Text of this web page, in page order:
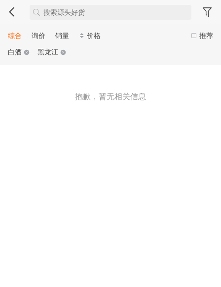
推荐
综合 询价 销量
价格
白酒
黑龙江
抱歉，暂无相关信息